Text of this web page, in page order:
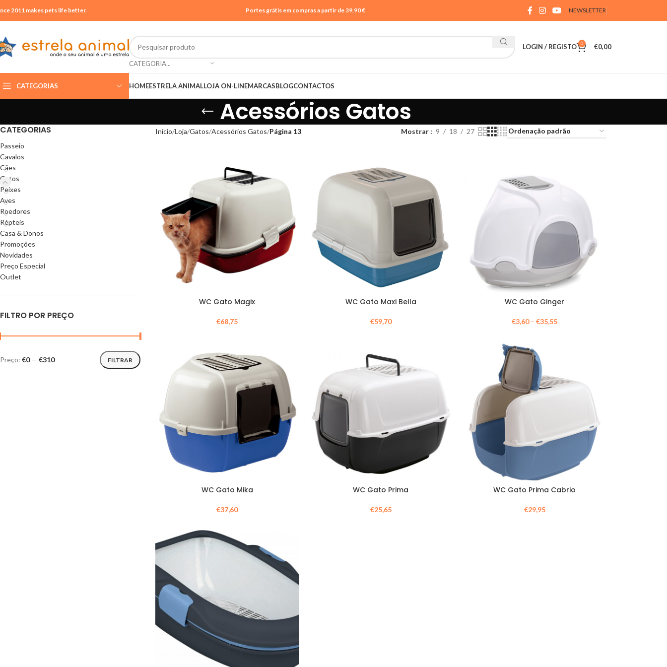
2011 makes pets life better. Portes grátis em compras a partir de 39,90 € NEWSLETTER
CATEGORIA...
LOGIN / REGISTO 0 €0,00
CATEGORIAS HOMEESTRELA ANIMALLOJA ON-LINEMARCASBLOGCONTACTOS
Acessórios Gatos
CATEGORIAS
Passeio
Cavalos
Cães
Gatos
Peixes
Aves
Roedores
Répteis
Casa & Donos
Promoções
Novidades
Preço Especial
Outlet
FILTRO POR PREÇO
FILTRAR
Preço: €0— €310
Início Loja Gatos Acessórios Gatos Página 13 Mostrar 9 18 27
WC Gato Magix
€68,75
WC Gato Maxi Bella
€59,70
WC Gato Ginger
€3,60–€35,55
WC Gato Mika
€37,60
WC Gato Prima
€25,65
WC Gato Prima Cabrio
€29,95